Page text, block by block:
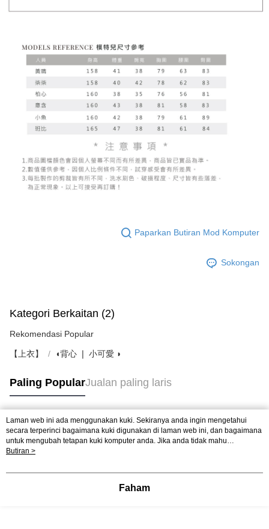
Paparkan Butiran Mod Komputer
Sokongan
Kategori Berkaitan (2)
Rekomendasi Popular
【上衣】 ◖背心 ❘ 小可愛 ◗
Paling PopularJualan paling laris
Tag Popular
Laman web ini ada menggunakan kuki. Sekiranya anda ingin mengetahui
secara terperinci bagaimana kuki digunakan di laman web ini, dan bagaimana
untuk mengubah tetapan kuki komputer anda. Jika anda tidak mahu
menggunakan kuki di komputer anda, sila rujuk penerangan mengenai kuki.
mengetahui secara terperinci bagaimana kuki digunakan di laman web ini,
mahu menggunakan kuki di komputer anda, sila rujuk penerangan mengenai
Butiran >
Faham